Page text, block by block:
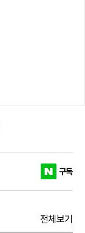
구독
전체보기